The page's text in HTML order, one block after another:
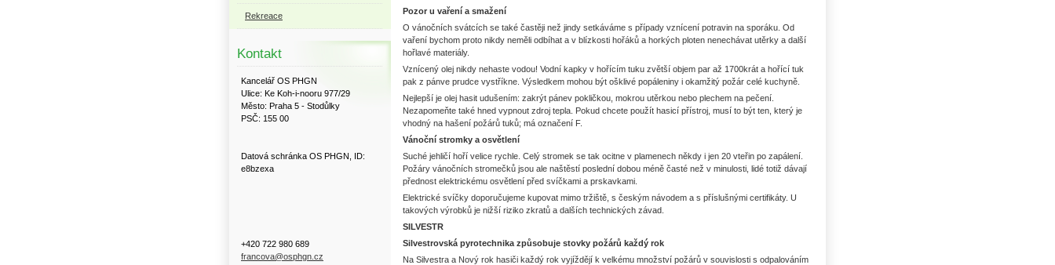
Pozor u vaření a smažení
O vánočních svátcích se také častěji než jindy setkáváme s případy vznícení potravin na sporáku. Od
vaření bychom proto nikdy neměli odbíhat a v blízkosti hořáků a horkých ploten nenechávat utěrky a další
hořlavé materiály.
Vznícený olej nikdy nehaste vodou! Vodní kapky v hořícím tuku zvětší objem par až 1700krát a hořící tuk
pak z pánve prudce vystříkne. Výsledkem mohou být ošklivé popáleniny i okamžitý požár celé kuchyně.
Nejlepší je olej hasit udušením: zakrýt pánev pokličkou, mokrou utěrkou nebo plechem na pečení.
Nezapomeňte také hned vypnout zdroj tepla. Pokud chcete použít hasicí přístroj, musí to být ten, který je
vhodný na hašení požárů tuků; má označení F.
Vánoční stromky a osvětlení
Suché jehličí hoří velice rychle. Celý stromek se tak ocitne v plamenech někdy i jen 20 vteřin po zapálení.
Požáry vánočních stromečků jsou ale naštěstí poslední dobou méně časté než v minulosti, lidé totiž dávají
přednost elektrickému osvětlení před svíčkami a prskavkami.
Elektrické svíčky doporučujeme kupovat mimo tržiště, s českým návodem a s příslušnými certifikáty. U
takových výrobků je nižší riziko zkratů a dalších technických závad.
SILVESTR
Silvestrovská pyrotechnika způsobuje stovky požárů každý rok
Na Silvestra a Nový rok hasiči každý rok vyjíždějí k velkému množství požárů v souvislosti s odpalováním
Rekreace
Kontakt
Kancelář OS PHGN
Ulice: Ke Koh-i-nooru 977/29
Město: Praha 5 - Stodůlky
PSČ: 155 00
Datová schránka OS PHGN, ID:
e8bzexa
+420 722 980 689
francova@osphgn.cz